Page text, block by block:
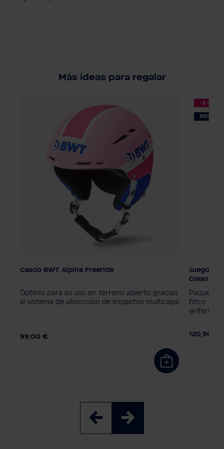
Más ideas para regalar
Color
Talla de hombre
Casco BWT Alpine Freeride
Óptimo para su uso en terreno abierto gracias
al sistema de absorción de impactos multicapa
99,00 €
-3 %
Juego de
Clean
Paquete
filtro.
grifería
120,90 €